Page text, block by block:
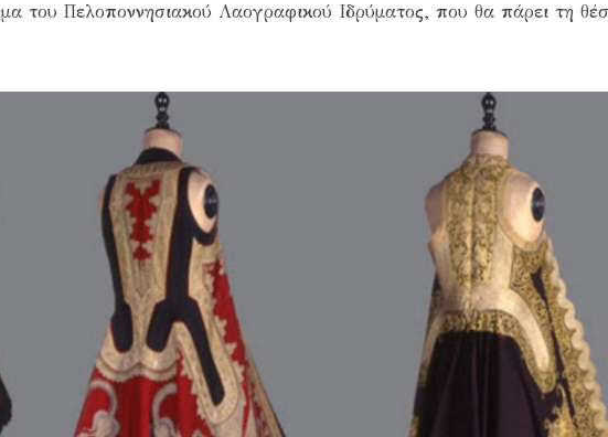
του Πελοποννησιακού Λαογραφικού Ιδρύματος, που θα πάρει τη